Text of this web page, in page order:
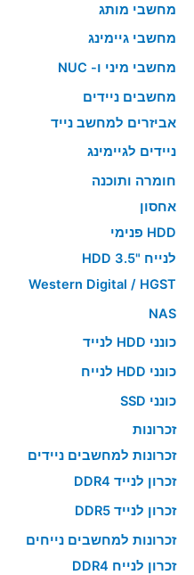
מחשבי מותג
מחשבי גיימינג
מחשבי מיני ו- NUC
מחשבים ניידים
אביזרים למחשב נייד
ניידים לגיימינג
חומרה ותוכנה
אחסון
HDD פנימי
לנייח "HDD 3.5
Western Digital / HGST
NAS
כונני HDD לנייד
כונני HDD לנייח
כונני SSD
זכרונות
זכרונות למחשבים ניידים
זכרון לנייד DDR4
זכרון לנייד DDR5
זכרונות למחשבים נייחים
זכרון לנייח DDR4